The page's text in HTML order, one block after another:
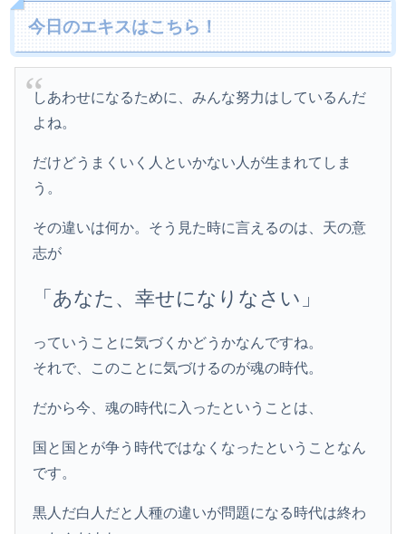
今日のエキスはこちら！
しあわせになるために、みんな努力はしているんだ
よね。
だけどうまくいく人といかない人が生まれてしま
う。
その違いは何か。そう見た時に言えるのは、天の意
志が
「あなた、幸せになりなさい」
っていうことに気づくかどうかなんですね。
それで、このことに気づけるのが魂の時代。
だから今、魂の時代に入ったということは、
国と国とが争う時代ではなくなったということなん
です。
黒人だ白人だと人種の違いが問題になる時代は終わ